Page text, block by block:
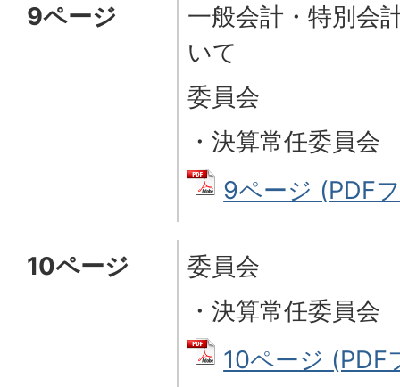
9ページ
一般会計・特別会
いて
委員会
・決算常任委員会
9ページ (PDF
10ページ
委員会
・決算常任委員会
10ページ